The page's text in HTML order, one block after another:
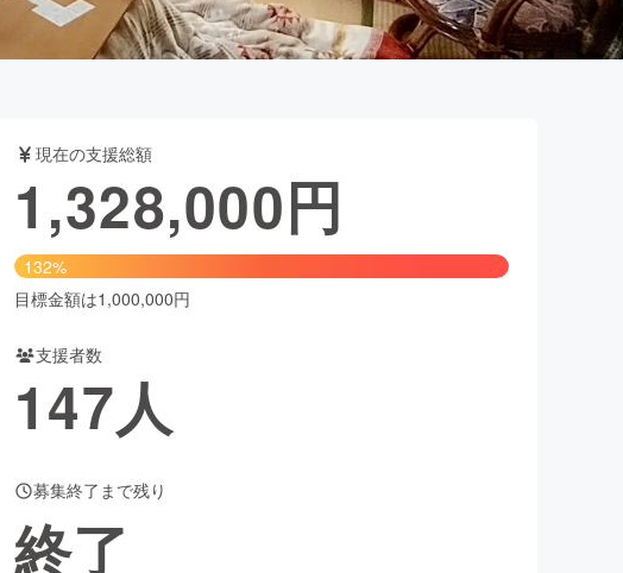
現在の支援総額
1,328,000円
132%
目標金額は1,000,000円
支援者数
147人
募集終了まで残り
終了